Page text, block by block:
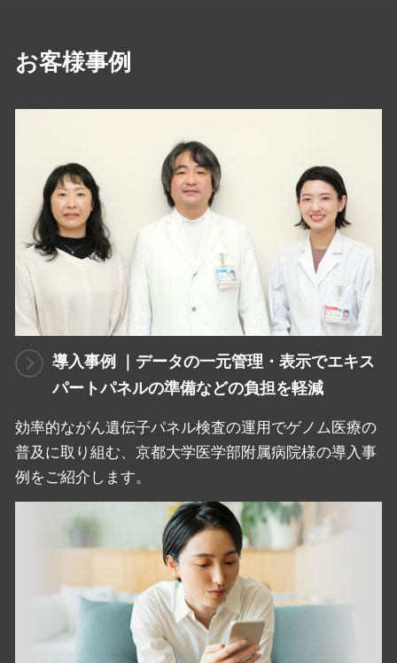
お客様事例
導入事例 ｜データの一元管理・表示でエキス
パートパネルの準備などの負担を軽減
効率的ながん遺伝子パネル検査の運用でゲノム医療の
普及に取り組む、京都大学医学部附属病院様の導入事
例をご紹介します。